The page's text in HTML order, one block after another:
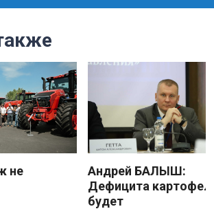
не
Андрей БАЛЫШ:
Дефицита
будет